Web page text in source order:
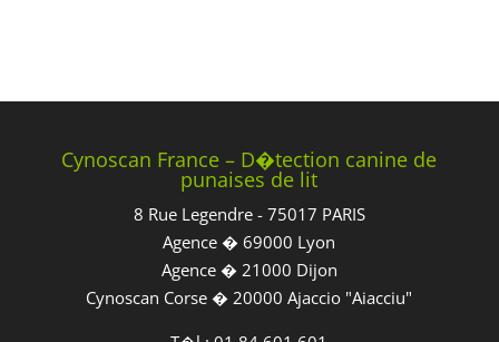
Cynoscan France – D�tection canine de
punaises de lit
8 Rue Legendre - 75017 PARIS
Agence � 69000 Lyon
Agence � 21000 Dijon
Cynoscan Corse � 20000 Ajaccio "Aiacciu"